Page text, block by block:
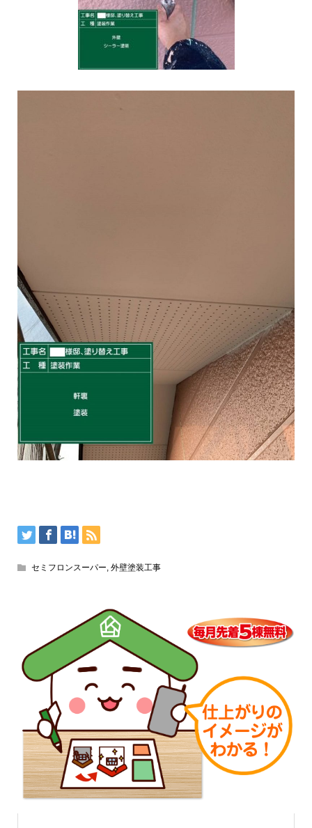
セミフロンスーパー, 外壁塗装工事